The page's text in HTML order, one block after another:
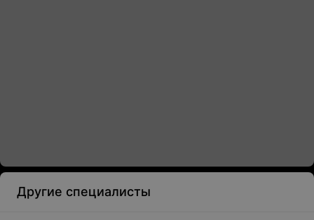
Другие специалисты